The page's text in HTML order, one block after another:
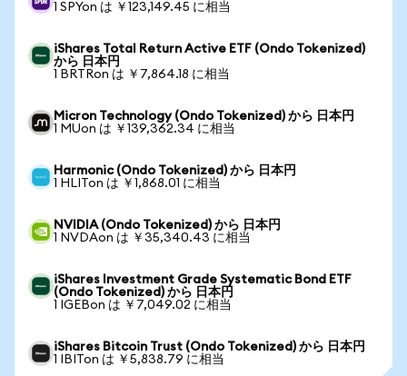
1 SPYon は ￥123,149.45 に相当
iShares Total Return Active ETF (Ondo Tokenized)
から 日本円
1 BRTRon は ￥7,864.18 に相当
Micron Technology (Ondo Tokenized) から 日本円
1 MUon は ￥139,362.34 に相当
Harmonic (Ondo Tokenized) から 日本円
1 HLITon は ￥1,868.01 に相当
NVIDIA (Ondo Tokenized) から 日本円
1 NVDAon は ￥35,340.43 に相当
iShares Investment Grade Systematic Bond ETF
(Ondo Tokenized) から 日本円
1 IGEBon は ￥7,049.02 に相当
iShares Bitcoin Trust (Ondo Tokenized) から 日本円
1 IBITon は ￥5,838.79 に相当